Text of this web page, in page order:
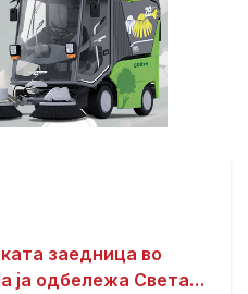
заедница во
ја одбележа Света